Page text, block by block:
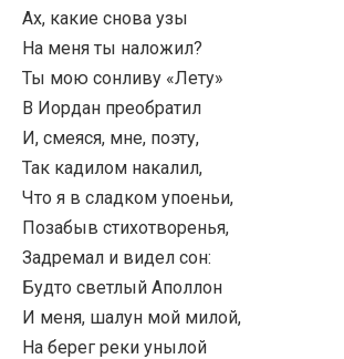
Ах, какие снова узы
На меня ты наложил?
Ты мою сонливу «Лету»
В Иордан преобратил
И, смеяся, мне, поэту,
Так кадилом накалил,
Что я в сладком упоеньи,
Позабыв стихотворенья,
Задремал и видел сон:
Будто светлый Аполлон
И меня, шалун мой милой,
На берег реки унылой